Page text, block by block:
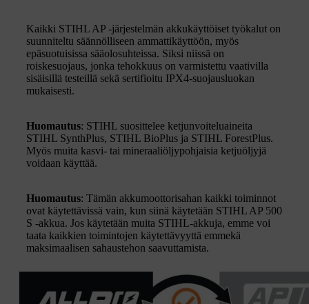
Kaikki STIHL AP -järjestelmän akkukäyttöiset työkalut on
suunniteltu säännölliseen ammattikäyttöön, myös
epäsuotuisissa sääolosuhteissa. Siksi niissä on
roiskesuojaus, jonka tehokkuus on varmistettu vaativilla
sisäisillä testeillä sekä sertifioitu IPX4-suojausluokan
mukaisesti.
Huomautus: STIHL suosittelee ketjunvoiteluaineita
STIHL SynthPlus, STIHL BioPlus ja STIHL ForestPlus.
Myös muita kasvi- tai mineraaliöljypohjaisia ketjuöljyjä
voidaan käyttää.
Huomautus: Tämän akkumoottorisahan kaikki toiminnot
ovat käytettävissä vain, kun siinä käytetään STIHL AP 500
S -akkua. Jos käytetään muita STIHL-akkuja, emme voi
taata kaikkien toimintojen käytettävyyttä emmekä
maksimaalisen sahaustehon saavuttamista.